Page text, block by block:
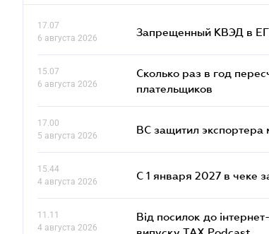
17.07
6 августа 2026
Запрещенный КВЭД в
15.07
6 августа 2026
Сколько раз в год
плательщиков
17.00
5 августа 2026
ВС защитил экспортера
15.44
4 августа 2026
С 1 января 2027 в чеке
11.11
4 августа 2026
Від посилок до